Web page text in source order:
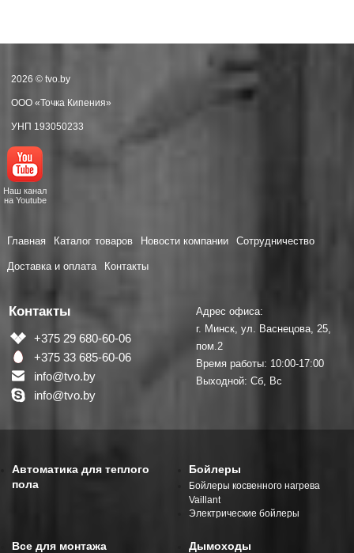
2026 © tvo.by
ООО «Точка Кипения»
УНП 193050233
Наш канал
на Youtube
Главная Каталог товаров Новости компании Сотрудничество
Доставка и оплата Контакты
Контакты
+375 29 680-60-06
+375 33 685-60-06
info@tvo.by
info@tvo.by
Адрес офиса:
г. Минск, ул. Васнецова, 25,
пом.2
Время работы: 10:00-17:00
Выходной: Сб, Вс
Автоматика для теплого
пола
Бойлеры
Бойлеры косвенного нагрева
Vaillant
Электрические бойлеры
Все для монтажа Дымоходы